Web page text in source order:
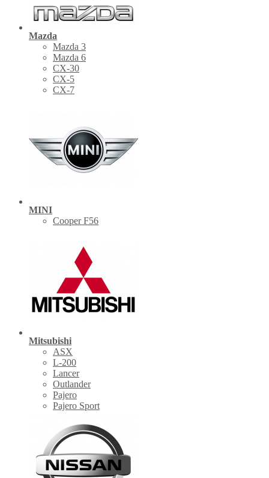
Mazda
Mazda 3
Mazda 6
CX-30
СХ-5
CX-7
MINI
Cooper F56
Mitsubishi
ASX
L-200
Lancer
Outlander
Pajero
Pajero Sport